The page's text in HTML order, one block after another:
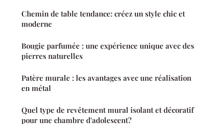
Chemin de table tendance: créez un style chic et
moderne
Bougie parfumée : une expérience unique avec des
pierres naturelles
Patère murale : les avantages avec une réalisation
en métal
Quel type de revêtement mural isolant et décoratif
pour une chambre d'adolescent?